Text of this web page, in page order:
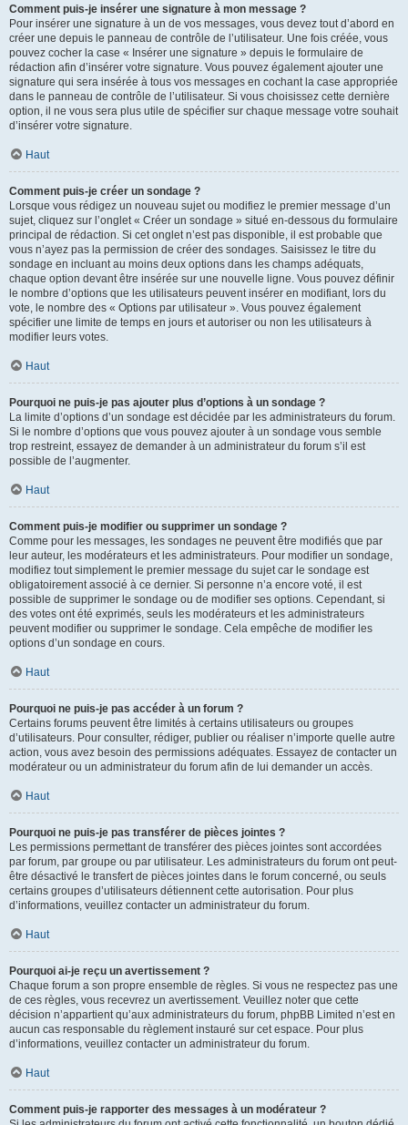
Comment puis-je insérer une signature à mon message ?
Pour insérer une signature à un de vos messages, vous devez tout d’abord en
créer une depuis le panneau de contrôle de l’utilisateur. Une fois créée, vous
pouvez cocher la case « Insérer une signature » depuis le formulaire de
rédaction afin d’insérer votre signature. Vous pouvez également ajouter une
signature qui sera insérée à tous vos messages en cochant la case appropriée
dans le panneau de contrôle de l’utilisateur. Si vous choisissez cette dernière
option, il ne vous sera plus utile de spécifier sur chaque message votre souhait
d’insérer votre signature.
Haut
Comment puis-je créer un sondage ?
Lorsque vous rédigez un nouveau sujet ou modifiez le premier message d’un
sujet, cliquez sur l’onglet « Créer un sondage » situé en-dessous du formulaire
principal de rédaction. Si cet onglet n’est pas disponible, il est probable que
vous n’ayez pas la permission de créer des sondages. Saisissez le titre du
sondage en incluant au moins deux options dans les champs adéquats,
chaque option devant être insérée sur une nouvelle ligne. Vous pouvez définir
le nombre d’options que les utilisateurs peuvent insérer en modifiant, lors du
vote, le nombre des « Options par utilisateur ». Vous pouvez également
spécifier une limite de temps en jours et autoriser ou non les utilisateurs à
modifier leurs votes.
Haut
Pourquoi ne puis-je pas ajouter plus d’options à un sondage ?
La limite d’options d’un sondage est décidée par les administrateurs du forum.
Si le nombre d’options que vous pouvez ajouter à un sondage vous semble
trop restreint, essayez de demander à un administrateur du forum s’il est
possible de l’augmenter.
Haut
Comment puis-je modifier ou supprimer un sondage ?
Comme pour les messages, les sondages ne peuvent être modifiés que par
leur auteur, les modérateurs et les administrateurs. Pour modifier un sondage,
modifiez tout simplement le premier message du sujet car le sondage est
obligatoirement associé à ce dernier. Si personne n’a encore voté, il est
possible de supprimer le sondage ou de modifier ses options. Cependant, si
des votes ont été exprimés, seuls les modérateurs et les administrateurs
peuvent modifier ou supprimer le sondage. Cela empêche de modifier les
options d’un sondage en cours.
Haut
Pourquoi ne puis-je pas accéder à un forum ?
Certains forums peuvent être limités à certains utilisateurs ou groupes
d’utilisateurs. Pour consulter, rédiger, publier ou réaliser n’importe quelle autre
action, vous avez besoin des permissions adéquates. Essayez de contacter un
modérateur ou un administrateur du forum afin de lui demander un accès.
Haut
Pourquoi ne puis-je pas transférer de pièces jointes ?
Les permissions permettant de transférer des pièces jointes sont accordées
par forum, par groupe ou par utilisateur. Les administrateurs du forum ont peut-
être désactivé le transfert de pièces jointes dans le forum concerné, ou seuls
certains groupes d’utilisateurs détiennent cette autorisation. Pour plus
d’informations, veuillez contacter un administrateur du forum.
Haut
Pourquoi ai-je reçu un avertissement ?
Chaque forum a son propre ensemble de règles. Si vous ne respectez pas une
de ces règles, vous recevrez un avertissement. Veuillez noter que cette
décision n’appartient qu’aux administrateurs du forum, phpBB Limited n’est en
aucun cas responsable du règlement instauré sur cet espace. Pour plus
d’informations, veuillez contacter un administrateur du forum.
Haut
Comment puis-je rapporter des messages à un modérateur ?